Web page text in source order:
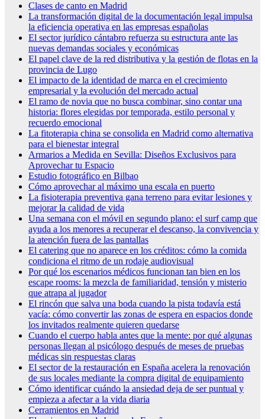
Clases de canto en Madrid
La transformación digital de la documentación legal impulsa
la eficiencia operativa en las empresas españolas
El sector jurídico cántabro refuerza su estructura ante las
nuevas demandas sociales y económicas
El papel clave de la red distributiva y la gestión de flotas en la
provincia de Lugo
El impacto de la identidad de marca en el crecimiento
empresarial y la evolución del mercado actual
El ramo de novia que no busca combinar, sino contar una
historia: flores elegidas por temporada, estilo personal y
recuerdo emocional
La fitoterapia china se consolida en Madrid como alternativa
para el bienestar integral
Armarios a Medida en Sevilla: Diseños Exclusivos para
Aprovechar tu Espacio
Estudio fotográfico en Bilbao
Cómo aprovechar al máximo una escala en puerto
La fisioterapia preventiva gana terreno para evitar lesiones y
mejorar la calidad de vida
Una semana con el móvil en segundo plano: el surf camp que
ayuda a los menores a recuperar el descanso, la convivencia y
la atención fuera de las pantallas
El catering que no aparece en los créditos: cómo la comida
condiciona el ritmo de un rodaje audiovisual
Por qué los escenarios médicos funcionan tan bien en los
escape rooms: la mezcla de familiaridad, tensión y misterio
que atrapa al jugador
El rincón que salva una boda cuando la pista todavía está
vacía: cómo convertir las zonas de espera en espacios donde
los invitados realmente quieren quedarse
Cuando el cuerpo habla antes que la mente: por qué algunas
personas llegan al psicólogo después de meses de pruebas
médicas sin respuestas claras
El sector de la restauración en España acelera la renovación
de sus locales mediante la compra digital de equipamiento
Cómo identificar cuándo la ansiedad deja de ser puntual y
empieza a afectar a la vida diaria
Cerramientos en Madrid